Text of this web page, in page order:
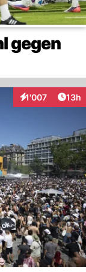
gegen
1'007
Interaktionen13h